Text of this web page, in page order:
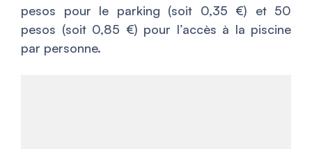
pesos pour le parking (soit 0,35 €) et 50
pesos (soit 0,85 €) pour l’accès à la piscine
par personne.